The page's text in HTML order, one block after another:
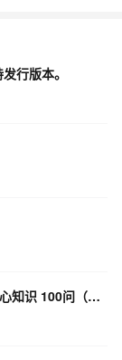
of
行版本。
【精品问答】Java微服务架构之Spring Boot核心知识 100问（附源码）